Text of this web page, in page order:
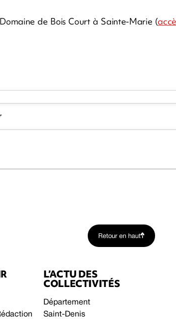
de Bois Court à Sainte-Marie (
Retour en haut
L’ACTU DES
COLLECTIVITÉS
Département
Saint-Denis